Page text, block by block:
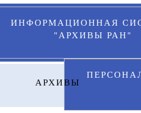
ИНФОРМАЦИОННАЯ
"АРХИВЫ РАН"
АРХИВЫ